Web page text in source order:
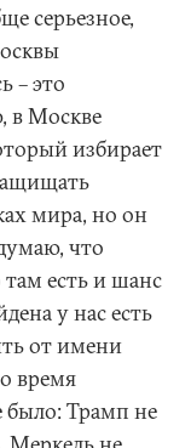
серьезное,
– это
в Москве
избирает
мира, но он
что
есть и шанс
у нас есть
от имени
время
было: Трамп не